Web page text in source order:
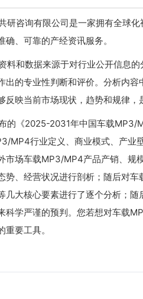
咨询有限公司是一家拥有全球化
确、可靠的产经资讯服务。
和数据来源于对行业公开信息的
出的专业性判断和评价。分析内
反映当前市场现状，趋势和规律
《2025-2031年中国车载MP3/
MP4行业定义、商业模式、产业
市场车载MP3/MP4产品产销、规
势、经营状况进行剖析；随后对
几大核心要素进行了逐个分析；
科学严谨的预判。您若想对车载
重要工具。